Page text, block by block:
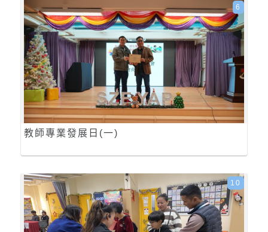
教師專業發展日(一)
6
10